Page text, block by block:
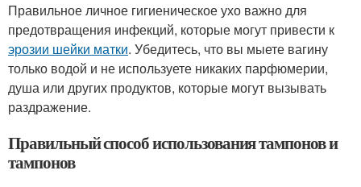
Правильное личное гигиеническое ухо важно для
предотвращения инфекций, которые могут привести к
эрозии шейки матки. Убедитесь, что вы мыете вагину
только водой и не используете никаких парфюмерии,
душа или других продуктов, которые могут вызывать
раздражение.
Правильный способ использования тампонов и
тампонов